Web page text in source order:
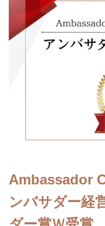
Ambassador
ンバサダー経